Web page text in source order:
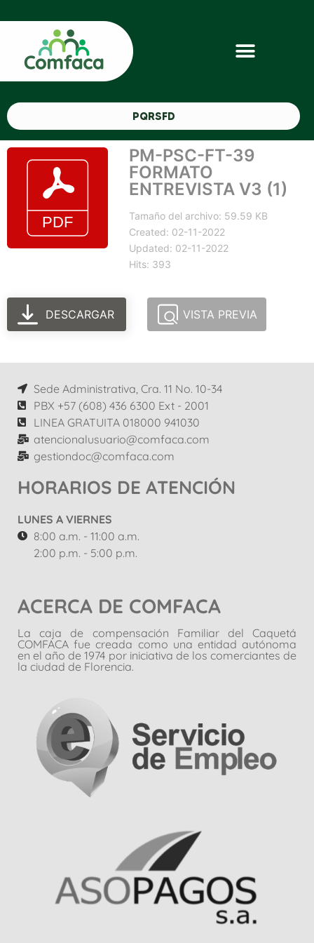
PQRSFD
PM-PSC-FT-39
FORMATO
ENTREVISTA V3 (1)
Tamaño del archivo: 59.59 KB
Created: 02-11-2022
Updated: 02-11-2022
Hits: 393
DESCARGAR VISTA PREVIA
Sede Administrativa, Cra. 11 No. 10-34
PBX +57 (608) 436 6300 Ext - 2001
LINEA GRATUITA 018000 941030
atencionalusuario@comfaca.com
gestiondoc@comfaca.com
HORARIOS DE ATENCIÓN
LUNES A VIERNES
8:00 a.m. - 11:00 a.m.
2:00 p.m. - 5:00 p.m.
ACERCA DE COMFACA
La caja de compensación Familiar del Caquetá
COMFACA fue creada como una entidad autónoma
en el año de 1974 por iniciativa de los comerciantes de
la ciudad de Florencia.